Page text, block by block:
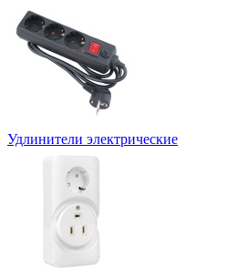
Удлинители электрические